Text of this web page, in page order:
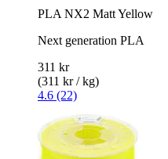
PLA NX2 Matt Yellow
Next generation PLA
311 kr
(311 kr / kg)
4.6 (22)